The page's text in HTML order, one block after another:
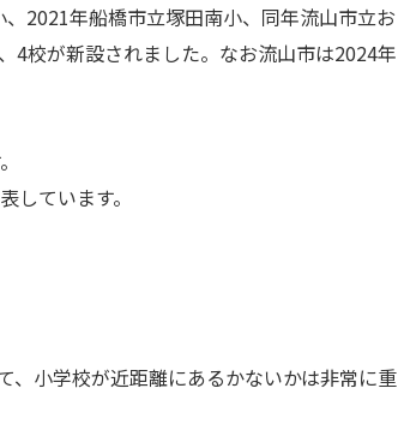
2021年船橋市立塚田南小、同年流山市立お
4校が新設されました。なお流山市は2024年
ています。
、小学校が近距離にあるかないかは非常に重